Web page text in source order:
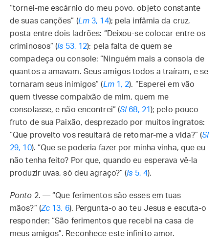
“tornei-me escárnio do meu povo, objeto constante
de suas canções” (Lm 3, 14); pela infâmia da cruz,
posta entre dois ladrões: “Deixou-se colocar entre os
criminosos” (Is 53, 12); pela falta de quem se
compadeça ou console: “Ninguém mais a consola de
quantos a amavam. Seus amigos todos a traíram, e se
tornaram seus inimigos” (Lm1, 2). “Esperei em vão
quem tivesse compaixão de mim, quem me
consolasse, e não encontrei” (Sl 68, 21 ); pelo pouco
fruto de sua Paixão, desprezado por muitos ingratos:
“Que proveito vos resultará de retomar-me a vida?” (Sl
29, 10). “Que se poderia fazer por minha vinha, que eu
não tenha feito? Por que, quando eu esperava vê-la
produzir uvas, só deu agraço?” (Is 5, 4).
Ponto 2. — “Que ferimentos são esses em tuas
mãos?” (Zc 13, 6). Pergunta-o ao teu Jesus e escuta-o
responder: “São ferimentos que recebi na casa de
meus amigos”. Reconhece este infinito amor.